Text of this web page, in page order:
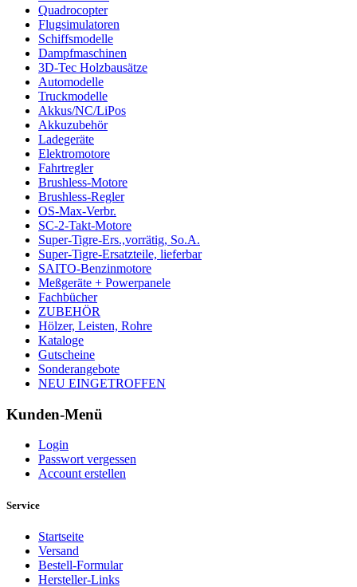
Quadrocopter
Flugsimulatoren
Schiffsmodelle
Dampfmaschinen
3D-Tec Holzbausätze
Automodelle
Truckmodelle
Akkus/NC/LiPos
Akkuzubehör
Ladegeräte
Elektromotore
Fahrtregler
Brushless-Motore
Brushless-Regler
OS-Max-Verbr.
SC-2-Takt-Motore
Super-Tigre-Ers.,vorrätig, So.A.
Super-Tigre-Ersatzteile, lieferbar
SAITO-Benzinmotore
Meßgeräte + Powerpanele
Fachbücher
ZUBEHÖR
Hölzer, Leisten, Rohre
Kataloge
Gutscheine
Sonderangebote
NEU EINGETROFFEN
Kunden-Menü
Login
Passwort vergessen
Account erstellen
Service
Startseite
Versand
Bestell-Formular
Hersteller-Links